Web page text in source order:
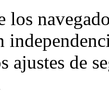
los
ajustes de